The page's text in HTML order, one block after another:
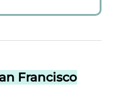
Francisco